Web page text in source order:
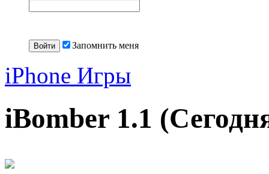
Запомнить меня
iPhone Игры
iBomber 1.1